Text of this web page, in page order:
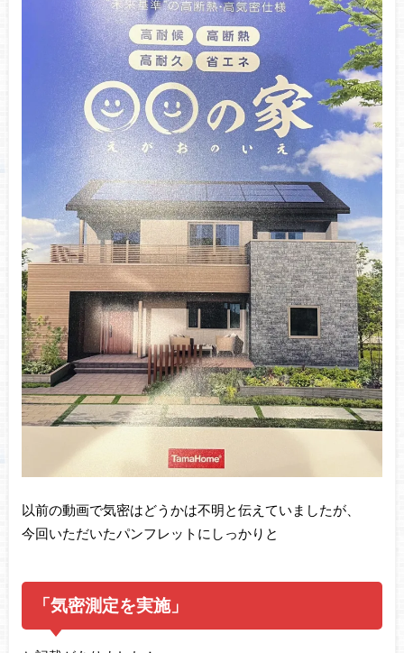
以前の動画で気密はどうかは不明と伝えていましたが、
今回いただいたパンフレットにしっかりと
「気密測定を実施」